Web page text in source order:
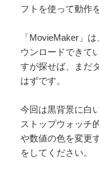
フトを使って動作
「MovieMaker」
ウンロードできて
すが探せば、まだ
はずです。
今回は黒背景に白
ストップウォッチ
や数値の色を変更
をしてください。